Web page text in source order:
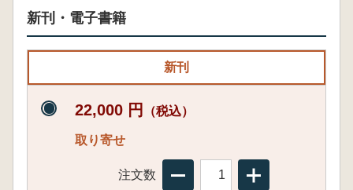
新刊・電子書籍
新刊
22,000 円 （税込）
取り寄せ
注文数